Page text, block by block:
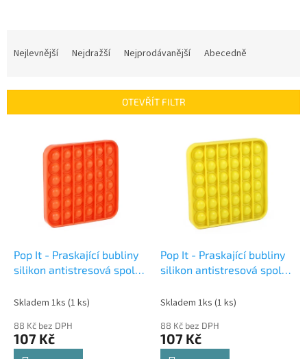
í
Nejlevnější Nejdražší Nejprodávanější Abecedně
OTEVŘÍT FILTR
Pop It - Praskající bubliny
silikon antistresová spol.
Skladem 1ks (1 ks)
88 Kč bez DPH
107 Kč
Pop It - Praskající bubliny
silikon antistresová spol.
Skladem 1ks (1 ks)
88 Kč bez DPH
107 Kč